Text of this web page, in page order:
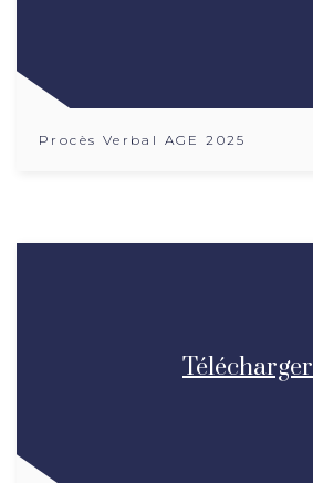
Procès Verbal AGE 2025
Télécharger